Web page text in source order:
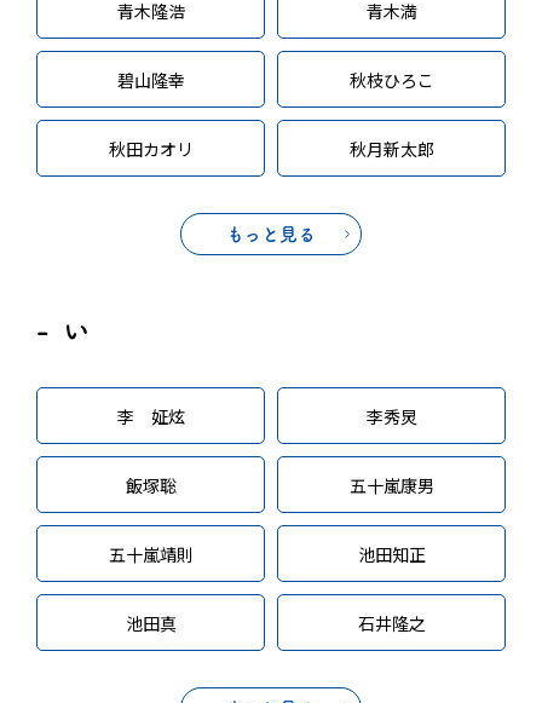
青木隆浩 青木満
碧山隆幸 秋枝ひろこ
秋田カオリ 秋月新太郎
もっと見る
い
李 姃炫 李秀炅
飯塚聡 五十嵐康男
五十嵐靖則 池田知正
池田真 石井隆之